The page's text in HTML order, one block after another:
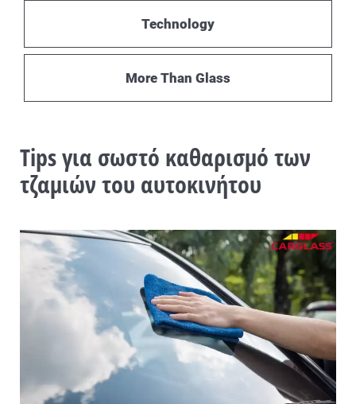
Technology
More Than Glass
Tips για σωστό καθαρισμό των
τζαμιών του αυτοκινήτου